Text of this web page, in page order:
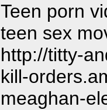
Teen porn
teen sex
http://titty-
kill-
meaghan-